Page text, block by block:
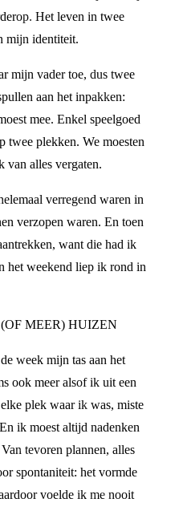
Het leven in twee
mijn identiteit.
mijn vader toe, dus twee
aan het inpakken:
mee. Enkel speelgoed
twee plekken. We moesten
van alles vergaten.
verregend waren in
verzopen waren. En toen
want die had ik
het weekend liep ik rond in
MEER) HUIZEN
week mijn tas aan het
ook meer alsof ik uit een
plek waar ik was, miste
ik moest altijd nadenken
tevoren plannen, alles
spontaniteit: het vormde
voelde ik me nooit